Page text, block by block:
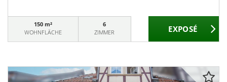
150 m²
WOHNFLÄCHE
6
ZIMMER